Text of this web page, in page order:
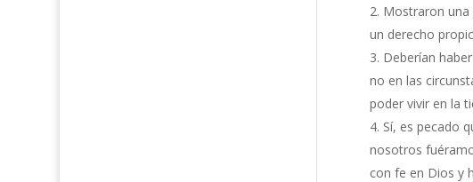
Mostraron una
un derecho
Deberían
no en las
poder vivir en la
Sí, es pecado
nosotros
con fe en Dios y